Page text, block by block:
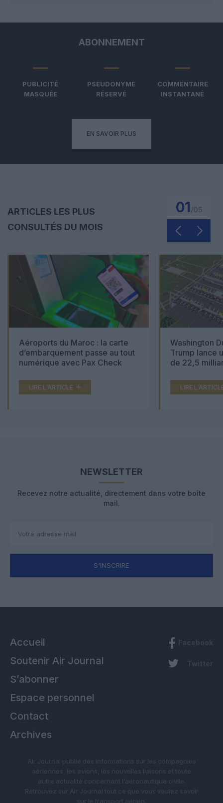
ABONNEMENT
PUBLICITÉ
MASQUÉE
PSEUDONYME
RÉSERVÉ
COMMENTAIRE
INSTANTANÉ
EN SAVOIR PLUS
ARTICLES LES PLUS
CONSULTÉS DU MOIS
01
Aéroports du Maroc : la carte
d’embarquement passe au tout
numérique avec Pax Check
LIRE L'ARTICLE
Washington
Trump lance
de 22,5
LIRE
NEWSLETTER
Recevez notre actualité, directement dans votre boîte
mail.
S'INSCRIRE
Accueil
Soutenir Air Journal
S’abonner
Espace personnel
Contact
Archives